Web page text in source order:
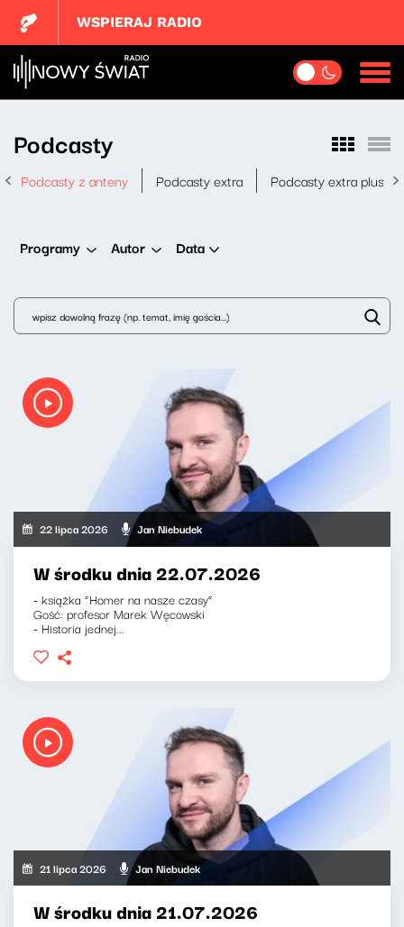
WSPIERAJ RADIO
Podcasty
Podcasty z anteny Podcasty extra Podcasty extra plus
Programy Autor Data
22 lipca 2026 Jan Niebudek
W środku dnia 22.07.2026
- książka “Homer na nasze czasy”
Gość: profesor Marek Węcowski
- Historia jednej...
21 lipca 2026 Jan Niebudek
W środku dnia 21.07.2026